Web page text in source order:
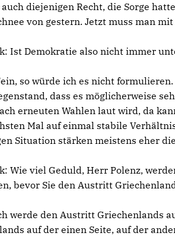
diejenigen Recht, die Sorge
von gestern. Jetzt muss man
Ist Demokratie also nicht immer
so würde ich es nicht
dass es möglicherweise
erneuten Wahlen laut wird, da
Mal auf einmal stabile
Situation stärken meistens eher
Wie viel Geduld, Herr Polenz,
bevor Sie den Austritt
werde den Austritt Griechenlands
auf der einen Seite, auf der